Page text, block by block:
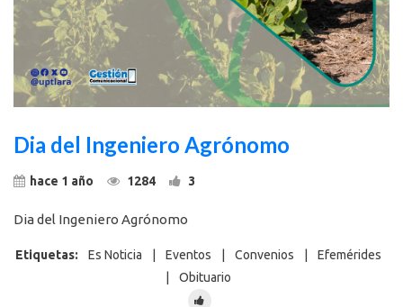
Dia del Ingeniero Agrónomo
hace 1 año 1284 3
Dia del Ingeniero Agrónomo
Etiquetas: Es Noticia Eventos Convenios
Efemérides
Obituario